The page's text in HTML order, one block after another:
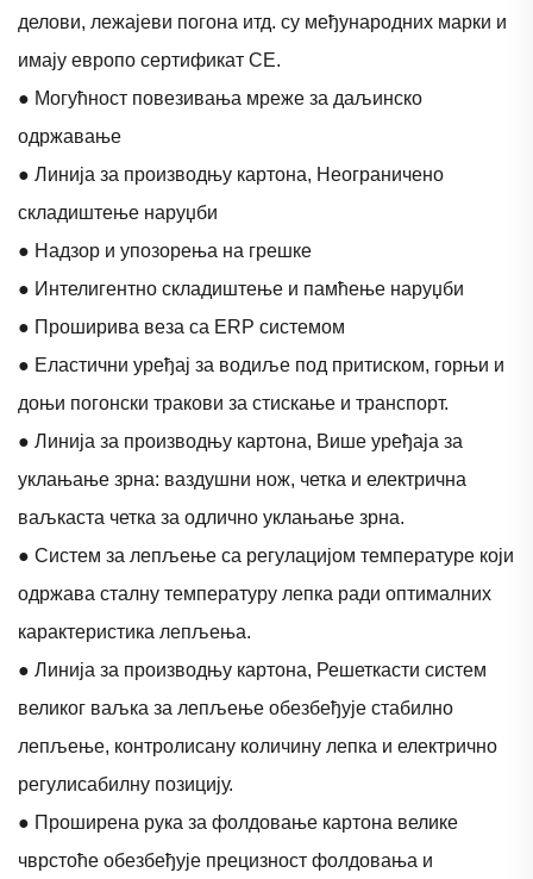
делови, лежајеви погона итд. су међународних марки и
имају европо сертификат CE.
● Могућност повезивања мреже за даљинско
одржавање
● Линија за производњу картона, Неограничено
складиштење наруџби
● Надзор и упозорења на грешке
● Интелигентно складиштење и памћење наруџби
● Проширива веза са ERP системом
● Еластични уређај за водиље под притиском, горњи и
доњи погонски тракови за стискање и транспорт.
● Линија за производњу картона, Више уређаја за
уклањање зрна: ваздушни нож, четка и електрична
ваљкаста четка за одлично уклањање зрна.
● Систем за лепљење са регулацијом температуре који
одржава сталну температуру лепка ради оптималних
карактеристика лепљења.
● Линија за производњу картона, Решеткасти систем
великог ваљка за лепљење обезбеђује стабилно
лепљење, контролисану количину лепка и електрично
регулисабилну позицију.
● Проширена рука за фолдовање картона велике
чврстоће обезбеђује прецизност фолдовања и